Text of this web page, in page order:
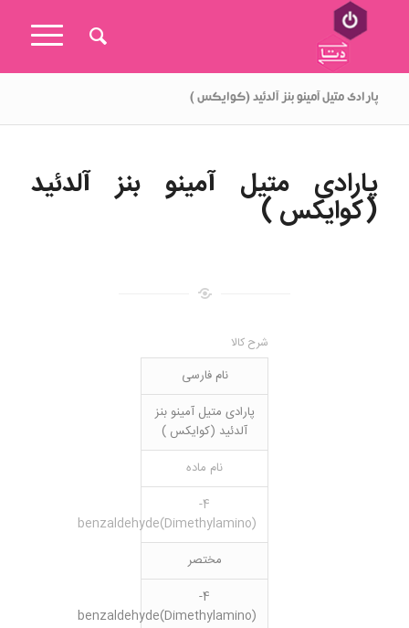
پارادی متیل آمینو بنز آلدئید (کوایکس )
پارادی متیل آمینو بنز آلدئید
(کوایکس )
شرح کالا
نام فارسی
پارادی متیل آمینو بنز
آلدئید (کوایکس )
نام ماده
4-
(Dimethylamino)benzaldehyde
مختصر
4-
(Dimethylamino)benzaldehyde